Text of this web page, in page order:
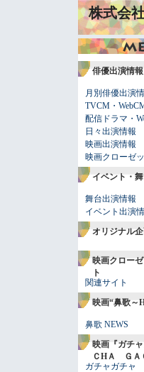
株式会
俳優出演情報
月別俳優出演
TVCM・
配信ドラマ・
日々出演情報
映画出演情報
映画クローゼ
イベント・
舞台出演情報
イベント出演
オリジナル
映画クロー
ト
関連サイト
映画“鼻歌～
鼻歌 NEWS
映画『ガチ
ＣHＡ ＧＡ
ガチャガチャ